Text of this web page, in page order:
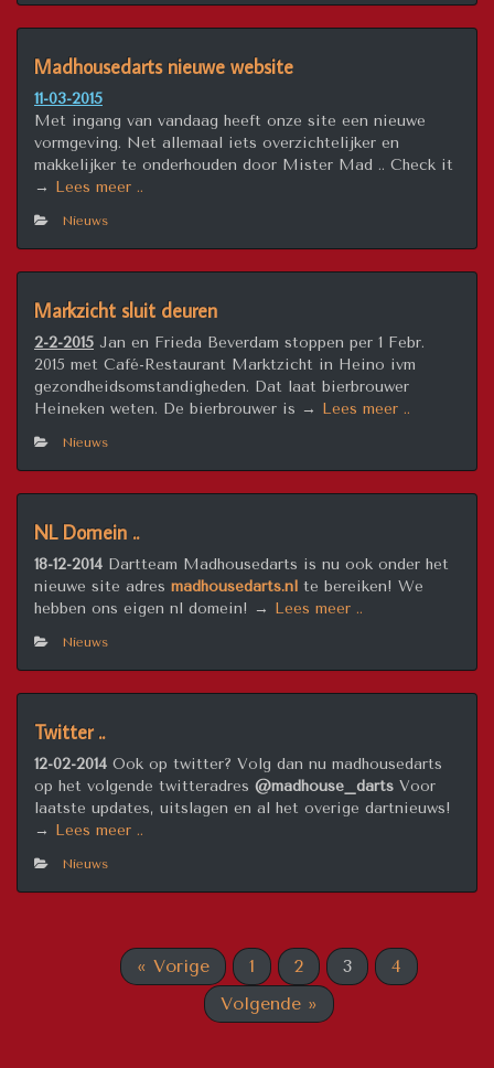
Madhousedarts nieuwe website
11-03-2015
Met ingang van vandaag heeft onze site een nieuwe
vormgeving. Net allemaal iets overzichtelijker en
makkelijker te onderhouden door Mister Mad .. Check it
→ Lees meer ..
Nieuws
Markzicht sluit deuren
2-2-2015 Jan en Frieda Beverdam stoppen per 1 Febr.
2015 met Café-Restaurant Marktzicht in Heino ivm
gezondheidsomstandigheden. Dat laat bierbrouwer
Heineken weten. De bierbrouwer is → Lees meer ..
Nieuws
NL Domein ..
18-12-2014 Dartteam Madhousedarts is nu ook onder het
nieuwe site adres madhousedarts.nl te bereiken! We
hebben ons eigen nl domein! → Lees meer ..
Nieuws
Twitter ..
12-02-2014 Ook op twitter? Volg dan nu madhousedarts
op het volgende twitteradres @madhouse_darts Voor
laatste updates, uitslagen en al het overige dartnieuws!
→ Lees meer ..
Nieuws
« Vorige 1 2 3
4
Volgende »